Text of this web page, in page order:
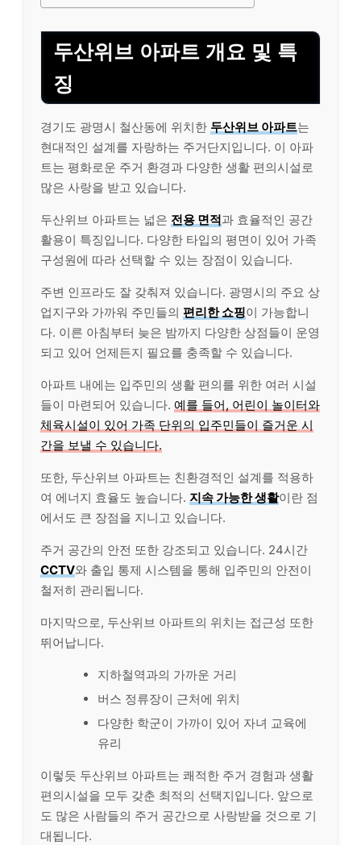
두산위브 아파트 개요 및 특
징
경기도 광명시 철산동에 위치한 두산위브 아파트는
현대적인 설계를 자랑하는 주거단지입니다. 이 아파
트는 평화로운 주거 환경과 다양한 생활 편의시설로
많은 사랑을 받고 있습니다.
두산위브 아파트는 넓은 전용 면적과 효율적인 공간
활용이 특징입니다. 다양한 타입의 평면이 있어 가족
구성원에 따라 선택할 수 있는 장점이 있습니다.
주변 인프라도 잘 갖춰져 있습니다. 광명시의 주요 상
업지구와 가까워 주민들의 편리한 쇼핑이 가능합니
다. 이른 아침부터 늦은 밤까지 다양한 상점들이 운영
되고 있어 언제든지 필요를 충족할 수 있습니다.
아파트 내에는 입주민의 생활 편의를 위한 여러 시설
들이 마련되어 있습니다. 예를 들어, 어린이 놀이터와
체육시설이 있어 가족 단위의 입주민들이 즐거운 시
간을 보낼 수 있습니다.
또한, 두산위브 아파트는 친환경적인 설계를 적용하
여 에너지 효율도 높습니다. 지속 가능한 생활이란 점
에서도 큰 장점을 지니고 있습니다.
주거 공간의 안전 또한 강조되고 있습니다. 24시간
CCTV와 출입 통제 시스템을 통해 입주민의 안전이
철저히 관리됩니다.
마지막으로, 두산위브 아파트의 위치는 접근성 또한
뛰어납니다.
지하철역과의 가까운 거리
버스 정류장이 근처에 위치
다양한 학군이 가까이 있어 자녀 교육에
유리
이렇듯 두산위브 아파트는 쾌적한 주거 경험과 생활
편의시설을 모두 갖춘 최적의 선택지입니다. 앞으로
도 많은 사람들의 주거 공간으로 사랑받을 것으로 기
대됩니다.